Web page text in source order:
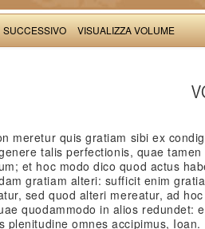
SUCCESSIVO VISUALIZZA VOLUME
meretur quis gratiam sibi ex
talis perfectionis, quae
et hoc modo dico quod actus
gratiam alteri: sufficit enim
sed quod alteri mereatur, ad
quodammodo in alios redundet:
plenitudine omnes accipimus,